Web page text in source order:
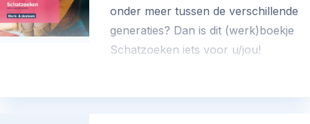
onder meer tussen de verschillende
generaties? Dan is dit (werk)boekje
Schatzoeken iets voor u/jou!